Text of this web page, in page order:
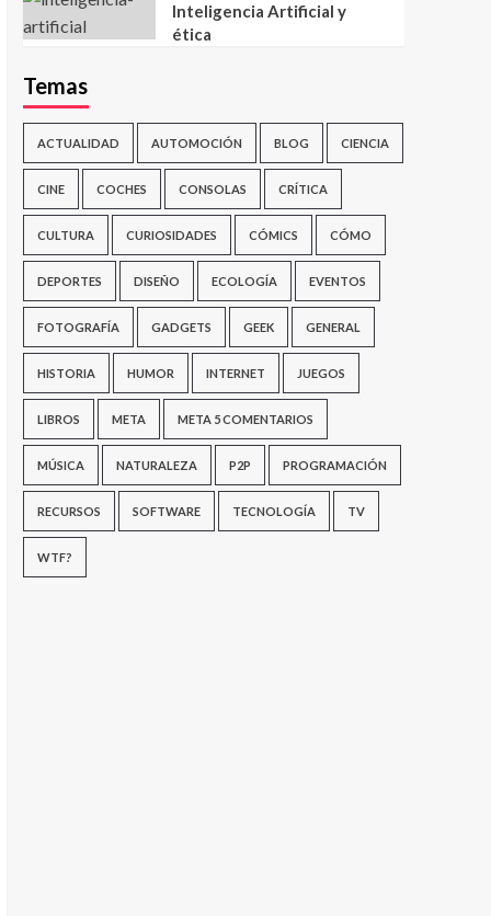
Inteligencia Artificial y
ética
Temas
ACTUALIDAD AUTOMOCIÓN BLOG CIENCIA
CINE COCHES CONSOLAS CRÍTICA
CULTURA CURIOSIDADES CÓMICS CÓMO
DEPORTES DISEÑO ECOLOGÍA EVENTOS
FOTOGRAFÍA GADGETS GEEK GENERAL
HISTORIA HUMOR INTERNET JUEGOS
LIBROS META META 5 COMENTARIOS
MÚSICA NATURALEZA P2P PROGRAMACIÓN
RECURSOS SOFTWARE TECNOLOGÍA TV
WTF?